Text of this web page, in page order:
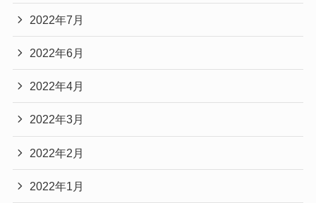
2022年7月
2022年6月
2022年4月
2022年3月
2022年2月
2022年1月